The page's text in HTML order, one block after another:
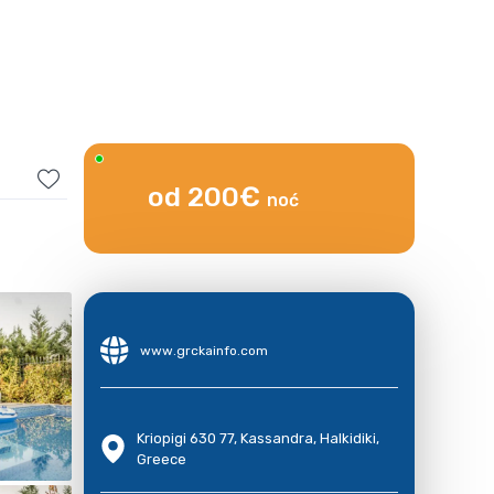
od 200€ noć
www.grckainfo.com
Kriopigi 630 77, Kassandra, Halkidiki,
Greece